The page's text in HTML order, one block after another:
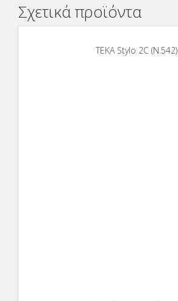
Σχετικά προϊόντα
ΤΕΚΑ Stylo 2C (Ν.542)